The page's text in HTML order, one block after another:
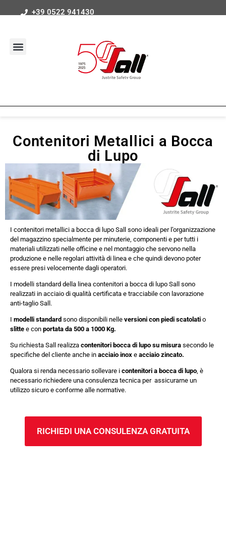
+39 0522 941430
Contenitori Metallici a Bocca
di Lupo
I contenitori metallici a bocca di lupo Sall sono ideali per l’organizzazione
del magazzino specialmente per minuterie, componenti e per tutti i
materiali utilizzati nelle officine e nel montaggio che servono nella
produzione e nelle regolari attività di linea e che quindi devono poter
essere presi velocemente dagli operatori.
I modelli standard della linea contenitori a bocca di lupo Sall sono
realizzati in acciaio di qualità certificata e tracciabile con lavorazione
anti-taglio Sall.
I modelli standard sono disponibili nelle versioni con piedi scatolati o
slitte e con portata da 500 a 1000 Kg.
Su richiesta Sall realizza contenitori bocca di lupo su misura secondo le
specifiche del cliente anche in acciaio inox e acciaio zincato.
Qualora si renda necessario sollevare i contenitori a bocca di lupo , è
necessario richiedere una consulenza tecnica per assicurarne un
utilizzo sicuro e conforme alle normative.
RICHIEDI UNA CONSULENZA GRATUITA